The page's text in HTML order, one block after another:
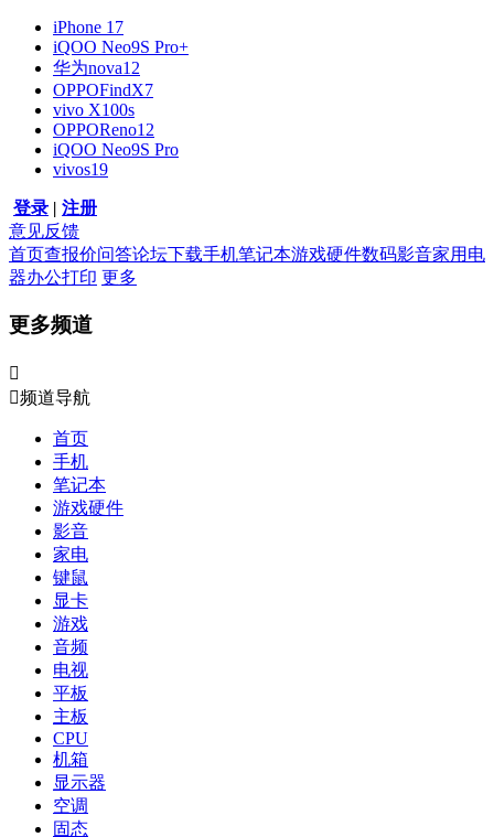
iPhone 17
iQOO Neo9S Pro+
华为nova12
OPPOFindX7
vivo X100s
OPPOReno12
iQOO Neo9S Pro
vivos19
登录 | 注册
意见反馈
首页查报价问答论坛下载手机笔记本游戏硬件数码影音家用电
器办公打印 更多
更多频道

频道导航
首页
手机
笔记本
游戏硬件
影音
家电
键鼠
显卡
游戏
音频
电视
平板
主板
CPU
机箱
显示器
空调
固态